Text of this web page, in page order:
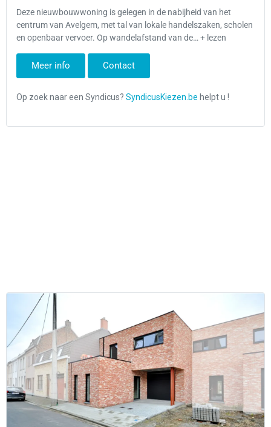
Deze nieuwbouwwoning is gelegen in de nabijheid van het
centrum van Avelgem, met tal van lokale handelszaken, scholen
en openbaar vervoer. Op wandelafstand van de… + lezen
Meer info Contact